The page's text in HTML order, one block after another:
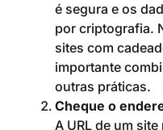
é segura e os
por criptografia.
sites com
importante
outras práticas.
Cheque o
A URL de um